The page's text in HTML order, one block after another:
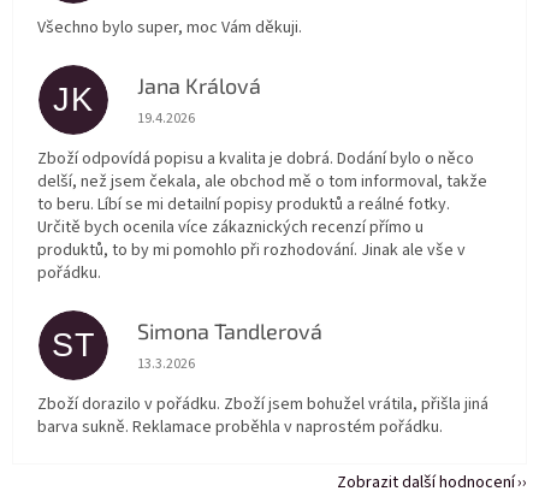
Všechno bylo super, moc Vám děkuji.
JK Jana Králová
Hodnocení obchodu je 5 z 5 hvězdiček.
19.4.2026
Zboží odpovídá popisu a kvalita je dobrá. Dodání bylo o něco
delší, než jsem čekala, ale obchod mě o tom informoval, takže
to beru. Líbí se mi detailní popisy produktů a reálné fotky.
Určitě bych ocenila více zákaznických recenzí přímo u
produktů, to by mi pomohlo při rozhodování. Jinak ale vše v
pořádku.
ST Simona Tandlerová
Hodnocení obchodu je 5 z 5 hvězdiček.
13.3.2026
Zboží dorazilo v pořádku. Zboží jsem bohužel vrátila, přišla jiná
barva sukně. Reklamace proběhla v naprostém pořádku.
Zobrazit další hodnocení